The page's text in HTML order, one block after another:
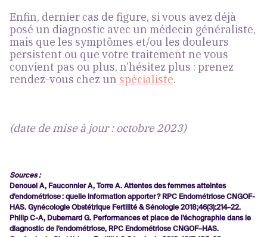
Enfin, dernier cas de figure, si vous avez déjà
posé un diagnostic avec un médecin généraliste,
mais que les symptômes et/ou les douleurs
persistent ou que votre traitement ne vous
convient pas ou plus, n’hésitez plus : prenez
rendez-vous chez un spécialiste.
(date de mise à jour : octobre 2023)
Sources :
Denouel A, Fauconnier A, Torre A. Attentes des femmes atteintes
d’endométriose : quelle information apporter ? RPC Endométriose CNGOF-
HAS. Gynécologie Obstétrique Fertilité & Sénologie 2018;46(3):214–22.
Philip C-A, Dubernard G. Performances et place de l’échographie dans le
diagnostic de l’endométriose, RPC Endométriose CNGOF–HAS.